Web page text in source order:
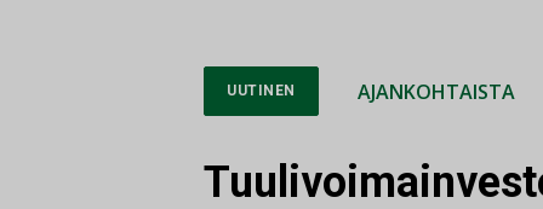
UUTINEN AJANKOHTAISTA